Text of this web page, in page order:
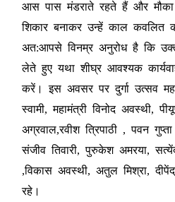
आस पास मंडराते रहते हैं और मौका
शिकार बनाकर उन्हें काल कवलित
अत:आपसे विनम्र अनुरोध है कि उक्त
लेते हुए यथा शीघ्र आवश्यक
करें। इस अवसर पर दुर्गा उत्सव
स्वामी, महामंत्री विनोद अवस्थी,
अग्रवाल,रवीश त्रिपाठी , पवन
संजीव तिवारी, पुरुकेश अमरया,
,विकास अवस्थी, अतुल मिश्रा,
रहे।